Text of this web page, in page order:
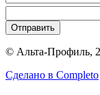
Отправить
© Альта-Профиль,
Сделано в Completo